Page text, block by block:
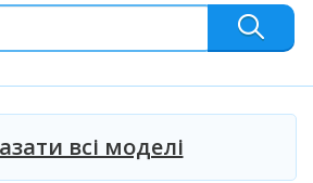
всі моделі